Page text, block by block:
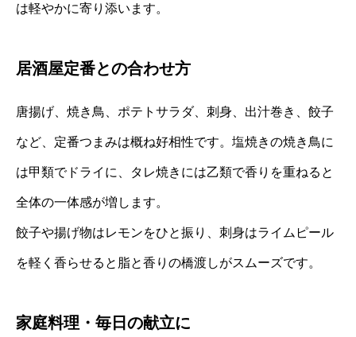
は軽やかに寄り添います。
居酒屋定番との合わせ方
唐揚げ、焼き鳥、ポテトサラダ、刺身、出汁巻き、餃子
など、定番つまみは概ね好相性です。塩焼きの焼き鳥に
は甲類でドライに、タレ焼きには乙類で香りを重ねると
全体の一体感が増します。
餃子や揚げ物はレモンをひと振り、刺身はライムピール
を軽く香らせると脂と香りの橋渡しがスムーズです。
家庭料理・毎日の献立に